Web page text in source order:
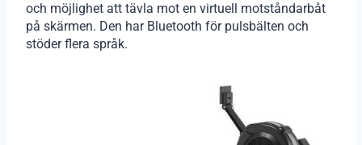
och möjlighet att tävla mot en virtuell motståndarbåt
på skärmen. Den har Bluetooth för pulsbälten och
stöder flera språk.